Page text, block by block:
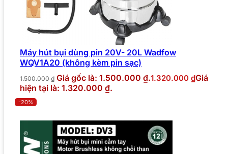
Máy hút bụi dùng pin 20V- 20L Wadfow
WQV1A20 (không kèm pin sạc)
1.500.000₫ Giá gốc là: 1.500.000 ₫.1.320.000 ₫Giá
hiện tại là: 1.320.000 ₫.
-20%